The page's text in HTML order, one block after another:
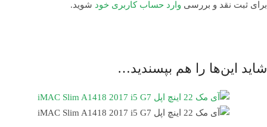
وب‌سایتPskmarket مراجعه نمایید.
پورت اترنت RJ-45 WAN/LAN
برای ثبت نقد و بررسی وارد حساب کاربری خود شوید.
شاید این‌ها را هم بپسندید…